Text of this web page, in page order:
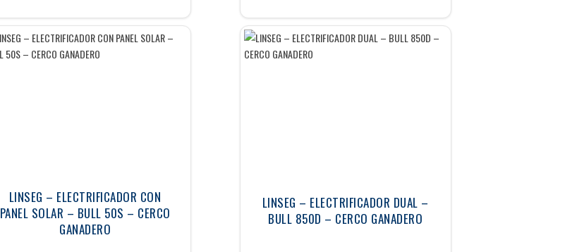
LINSEG – ELECTRIFICADOR CON
PANEL SOLAR – BULL 50S – CERCO
GANADERO
LINSEG – ELECTRIFICADOR DUAL –
BULL 850D – CERCO GANADERO